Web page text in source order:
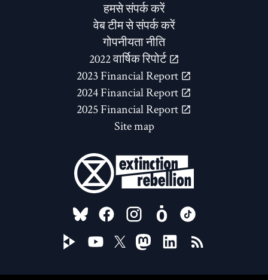
हमसे संपर्क करें
वेब टीम से संपर्क करें
गोपनीयता नीति
2022 वार्षिक रिपोर्ट
2023 Financial Report
2024 Financial Report
2025 Financial Report
Site map
FOLLOW US ON